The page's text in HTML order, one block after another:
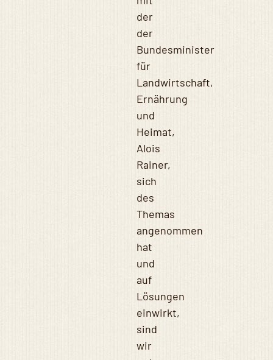
der
der
Bundesminister
für
Landwirtschaft,
Ernährung
und
Heimat,
Alois
Rainer,
sich
des
Themas
angenommen
hat
und
auf
Lösungen
einwirkt,
sind
wir